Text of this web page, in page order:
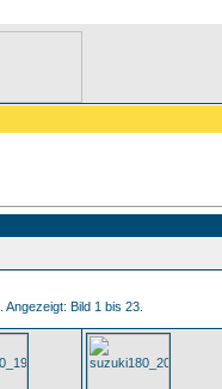
Bild 1 bis 23.